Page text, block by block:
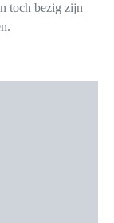
toch bezig zijn